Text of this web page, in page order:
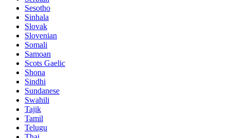
Sesotho
Sinhala
Slovak
Slovenian
Somali
Samoan
Scots Gaelic
Shona
Sindhi
Sundanese
Swahili
Tajik
Tamil
Telugu